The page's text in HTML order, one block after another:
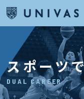
スポーツ
DUAL CAREER